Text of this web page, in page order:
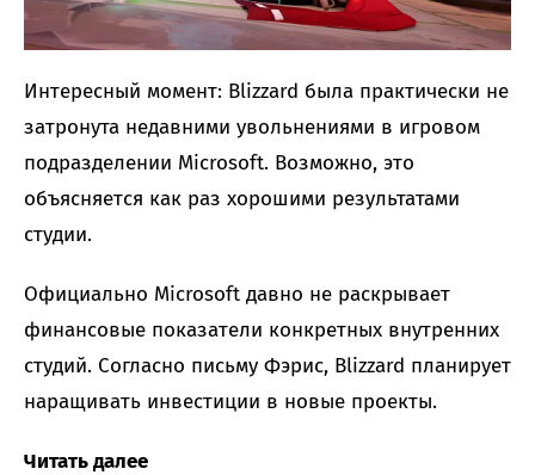
Интересный момент: Blizzard была практически не
затронута недавними увольнениями в игровом
подразделении Microsoft. Возможно, это
объясняется как раз хорошими результатами
студии.
Официально Microsoft давно не раскрывает
финансовые показатели конкретных внутренних
студий. Согласно письму Фэрис, Blizzard планирует
наращивать инвестиции в новые проекты.
Читать далее